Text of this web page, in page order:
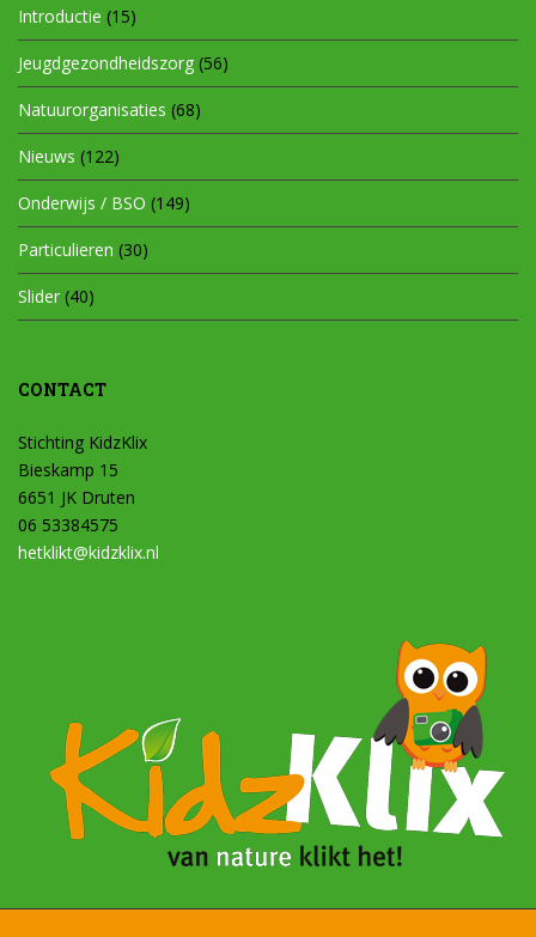
Introductie (15)
Jeugdgezondheidszorg (56)
Natuurorganisaties (68)
Nieuws (122)
Onderwijs / BSO (149)
Particulieren (30)
Slider (40)
CONTACT
Stichting KidzKlix
Bieskamp 15
6651 JK Druten
06 53384575
hetklikt@kidzklix.nl